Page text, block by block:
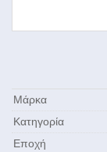
Μάρκα
Κατηγορία
Εποχή